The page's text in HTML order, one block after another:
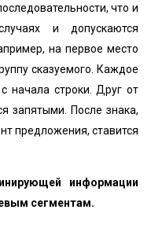
что и
и допускаются
на первое место
сказуемого. Каждое
начала строки. Друг от
запятыми. После знака,
предложения, ставится
информации
сегментам.